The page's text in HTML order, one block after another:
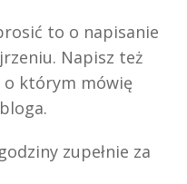
to o napisanie
Napisz też
o którym mówię
zupełnie za